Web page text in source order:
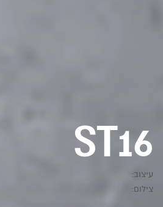
ST16
עיצוב:
צילום: